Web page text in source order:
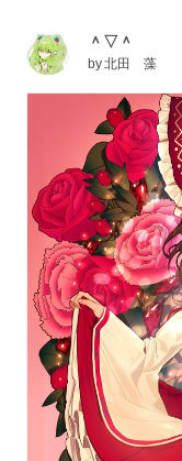
＾▽＾
by北田 藻